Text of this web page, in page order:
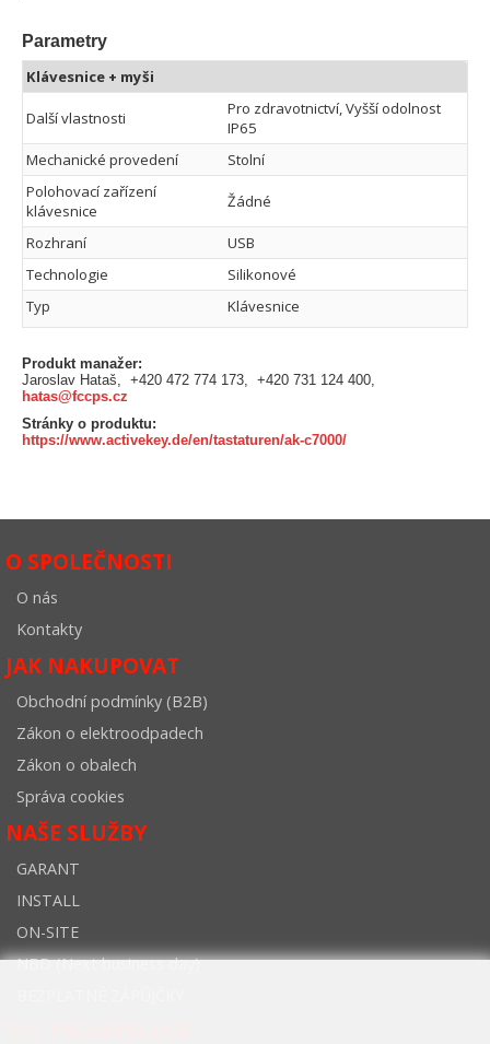
Parametry
Klávesnice + myši
Další vlastnosti
Pro zdravotnictví, Vyšší odolnost
IP65
Mechanické provedení
Stolní
Polohovací zařízení
klávesnice
Žádné
Rozhraní
USB
Technologie
Silikonové
Typ
Klávesnice
Produkt manažer:
Jaroslav Hataš, +420 472 774 173, +420 731 124 400,
hatas@fccps.cz
Stránky o produktu:
https://www.activekey.de/en/tastaturen/ak-c7000/
O SPOLEČNOSTI
O nás
Kontakty
JAK NAKUPOVAT
Obchodní podmínky (B2B)
Zákon o elektroodpadech
Zákon o obalech
Správa cookies
NAŠE SLUŽBY
GARANT
INSTALL
ON-SITE
NBD (Next business day)